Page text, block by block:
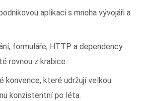
aplikaci s mnoha vývojáři a
formuláře, HTTP a dependency
rovnou z krabice.
konvence, které udržují velkou
konzistentní po léta.